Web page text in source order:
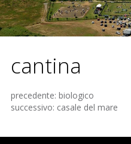
cantina
precedente: biologico
successivo: casale del mare